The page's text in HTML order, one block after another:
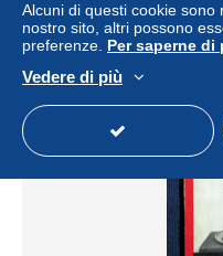
Stato
Alcuni di questi cookie
nostro sito, altri possono
preferenze. Per saperne di
Vedere di più